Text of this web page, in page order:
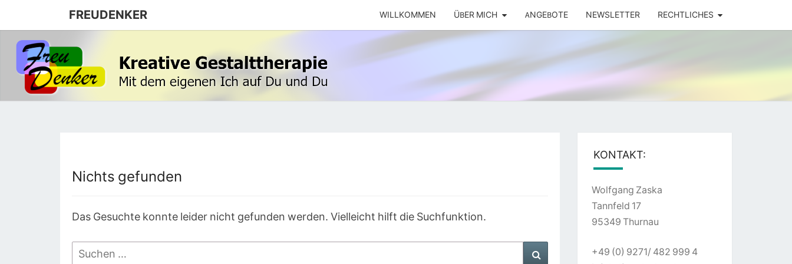
FREUDENKER WILLKOMMEN ÜBER MICH ANGEBOTE NEWSLETTER RECHTLICHES
FREUDENKER
Nichts
Nichts gefunden
Das Gesuchte konnte leider nicht gefunden werden. Vielleicht hilft die Suchfunktion.
Suchen
KONTAKT:
Wolfgang Zaska
Tannfeld 17
95349 Thurnau
+49 (0) 9271/ 482 999 4